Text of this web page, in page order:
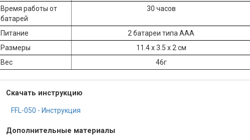
Время работы от
батарей
30 часов
Питание 2 батареи типа ААА
Размеры
11.4 х 3.5 х 2 см
Вес
46г
Скачать инструкцию
FFL-050 - Инструкция
Дополнительные материалы